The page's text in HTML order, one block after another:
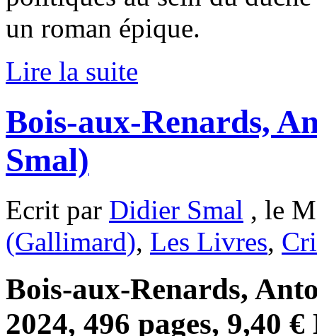
un roman épique.
Lire la suite
Bois-aux-Renards,
Smal)
Ecrit par Didier Smal , le
(Gallimard), Les Livres,
Bois-aux-Renards,
2024, 496 pages, 9,40